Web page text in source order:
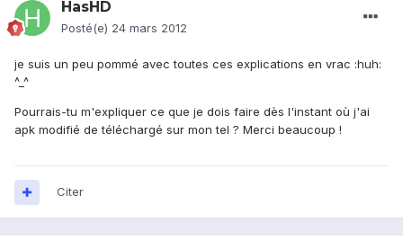
HasHD
Posté(e) 24 mars 2012
je suis un peu pommé avec toutes ces explications en vrac :huh:
^_^
Pourrais-tu m'expliquer ce que je dois faire dès l'instant où j'ai
apk modifié de téléchargé sur mon tel ? Merci beaucoup !
Citer